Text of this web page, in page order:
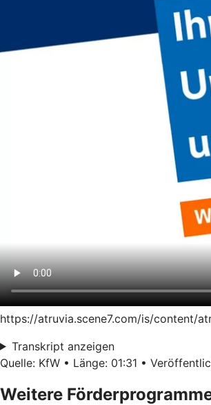
https://atruvia.scene7.com/is/content/
Transkript anzeigen
Quelle: KfW • Länge: 01:31 •
Weitere